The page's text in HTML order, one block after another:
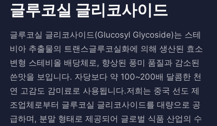
글루코실 글리코사이드
글루코실 글리코사이드(Glucosyl Glycoside)는 스테
비아 추출물의 트랜스글루코실화에 의해 생산된 효소
변형 스테비올 배당체로, 향상된 풍미 품질과 감소된
쓴맛을 보입니다. 자당보다 약 100~200배 달콤한 천
연 고감도 감미료로 사용됩니다.저희는 중국 선도 제
조업체로부터 글루코실 글리코사이드를 대량으로 공
급하며, 분말 형태로 제공되어 글로벌 식품 산업의 수